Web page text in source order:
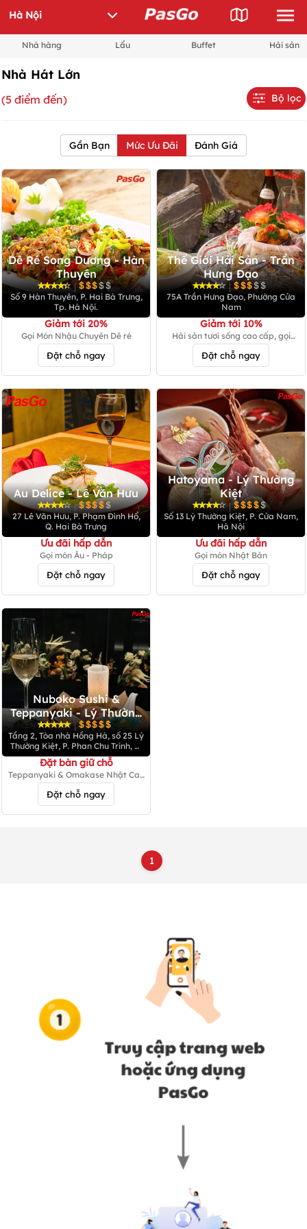
Nhà hàng Lẩu Buffet Hải sản
Nhà Hát Lớn
(5 điểm đến) Bộ lọc
Gần Bạn Mức Ưu Đãi Đánh Giá
Dê Ré Song Dương - Hàn
Thuyên
|
Số 9 Hàn Thuyên, P. Hai Bà Trưng,
Tp. Hà Nội.
Giảm tới 20%
Gọi Món Nhậu Chuyên Dê ré
Đặt chỗ ngay
Thế Giới Hải Sản - Trần
Hưng Đạo
|
75A Trần Hưng Đạo, Phường Cửa
Nam
Giảm tới 10%
Hải sản tươi sống cao cấp, gọi
Đặt chỗ ngay
Au Delice - Lê Văn Hưu
|
27 Lê Văn Hưu, P. Phạm Đình Hổ,
Q. Hai Bà Trưng
Ưu đãi hấp dẫn
Gọi món Âu - Pháp
Đặt chỗ ngay
Hatoyama - Lý Thường
Kiệt
|
Số 13 Lý Thường Kiệt, P. Cửa Nam,
Hà Nội
Ưu đãi hấp dẫn
Gọi món Nhật Bản
Đặt chỗ ngay
Nuboko Sushi &
Teppanyaki - Lý Thường
Kiệt
|
Tầng 2, Tòa nhà Hồng Hà, số 25 Lý
Thường Kiệt, P. Phan Chu Trinh, Q.
Hoàn Kiếm
Đặt bàn giữ chỗ
Teppanyaki & Omakase Nhật Cao
Đặt chỗ ngay
1